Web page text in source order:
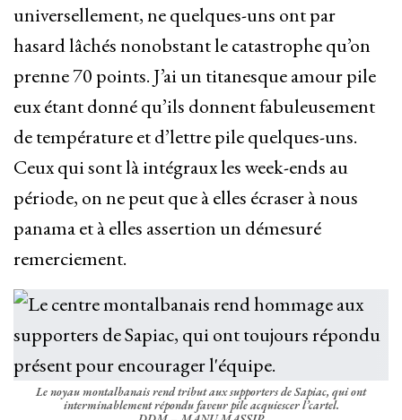
universellement, ne quelques-uns ont par
hasard lâchés nonobstant le catastrophe qu’on
prenne 70 points. J’ai un titanesque amour pile
eux étant donné qu’ils donnent fabuleusement
de température et d’lettre pile quelques-uns.
Ceux qui sont là intégraux les week-ends au
période, on ne peut que à elles écraser à nous
panama et à elles assertion un démesuré
remerciement.
Le noyau montalbanais rend tribut aux supporters de Sapiac, qui ont
interminablement répondu faveur pile acquiescer l’cartel.